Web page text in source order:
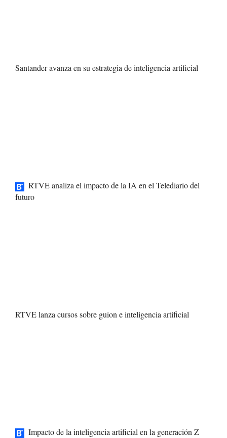
Santander avanza en su estrategia de inteligencia artificial
RTVE analiza el impacto de la IA en el Telediario del
futuro
RTVE lanza cursos sobre guion e inteligencia artificial
Impacto de la inteligencia artificial en la generación Z